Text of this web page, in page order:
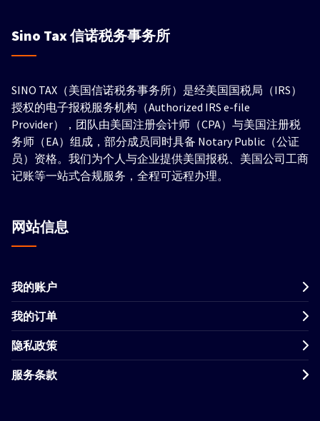
Sino Tax信诺税务事务所
SINO TAX（美国信诺税务事务所）是经美国国税局（IRS）
授权的电子报税服务机构（Authorized IRS e-file
Provider），团队由美国注册会计师（CPA）与美国注册税
务师（EA）组成，部分成员同时具备 Notary Public（公证
员）资格。我们为个人与企业提供美国报税、美国公司工商
记账等一站式合规服务，全程可远程办理。
网站信息
我的账户
我的订单
隐私政策
服务条款